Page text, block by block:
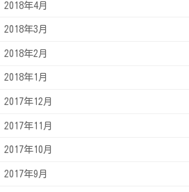
2018年4月
2018年3月
2018年2月
2018年1月
2017年12月
2017年11月
2017年10月
2017年9月